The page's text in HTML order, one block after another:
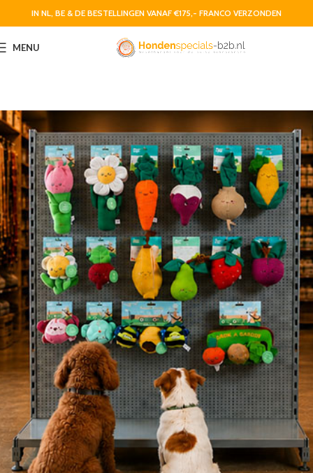
IN NL, BE & DE BESTELLINGEN VANAF €175,- FRANCO VERZONDEN
MENU